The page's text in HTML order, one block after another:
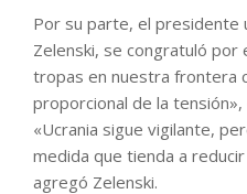
Por su parte, el presidente
Zelenski, se congratuló por
tropas en nuestra frontera
proporcional de la
«Ucrania sigue vigilante,
medida que tienda a
agregó Zelenski.